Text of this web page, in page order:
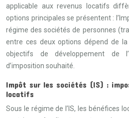
applicable aux revenus locatifs
options principales se présentent :
régime des sociétés de personnes
entre ces deux options dépend de
objectifs de développement de
d’imposition souhaité.
Impôt sur les sociétés (IS) :
locatifs
Sous le régime de l’IS, les bénéfices